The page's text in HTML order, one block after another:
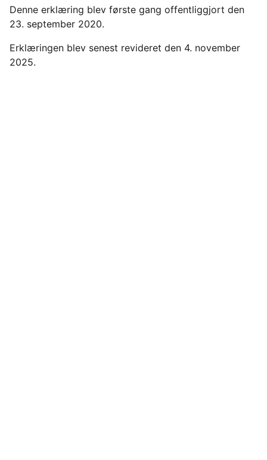
Denne erklæring blev første gang offentliggjort den
23. september 2020.
Erklæringen blev senest revideret den 4. november
2025.